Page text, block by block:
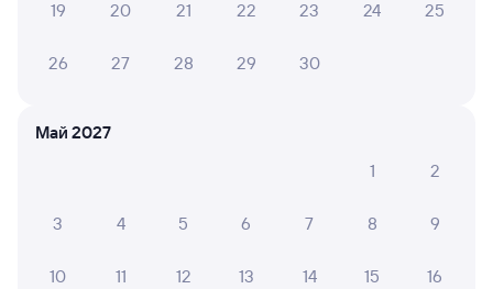
Онлайн-покупка за 4 минуты
покупке
СМС-сопровождение до посадки в поезд
19 20 21 22 23 24 25
26 27 28 29 30
Май 2027
1
2
3 4 5 6 7 8 9
10 11 12 13 14 15 16